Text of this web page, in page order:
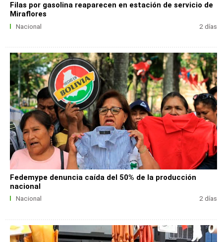
Filas por gasolina reaparecen en estación de servicio de
Miraflores
Nacional 2 días
Fedemype denuncia caída del 50% de la producción
nacional
Nacional 2 días